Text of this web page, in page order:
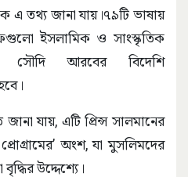
এ তথ্য জানা যায়।৭৯টি ভাষায়
ইসলামিক ও সাংস্কৃতিক
সৌদি আরবের বিদেশি
যায়, এটি প্রিন্স সালমানের
অংশ, যা মুসলিমদের
উদ্দেশ্যে।